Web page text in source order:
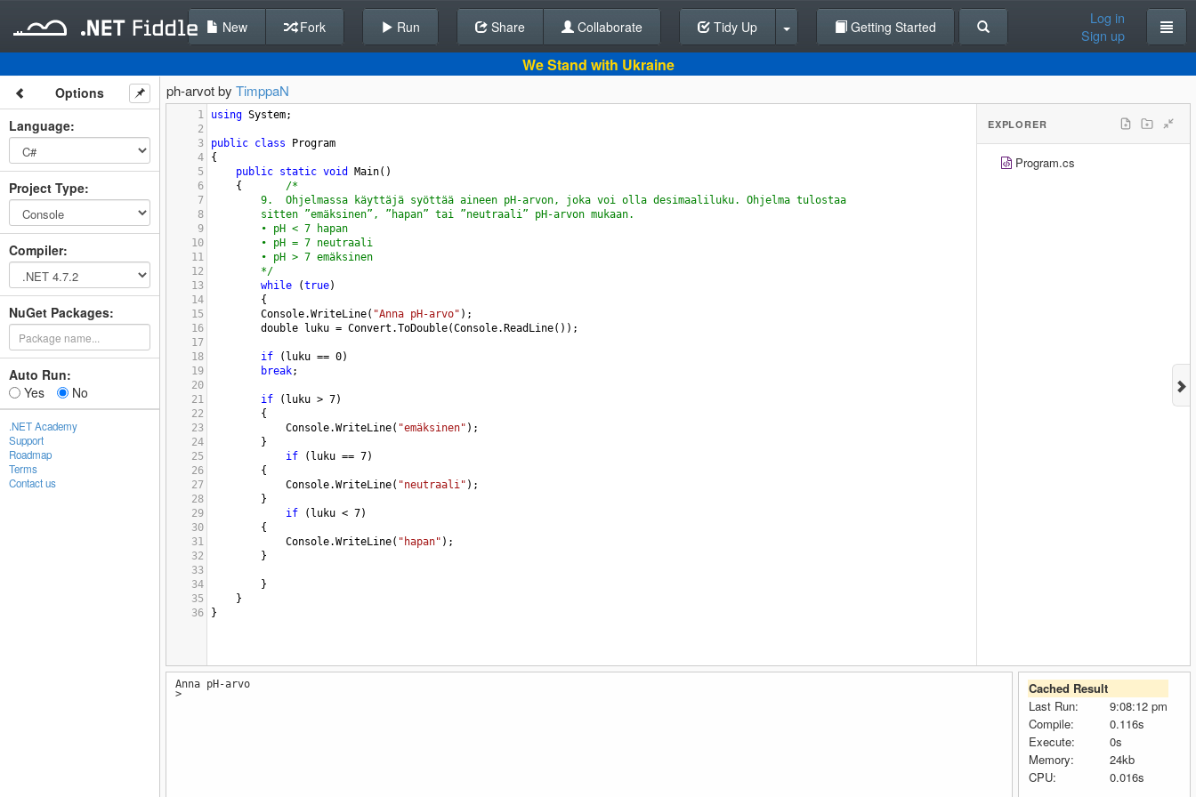
Back To Editor
New Fork Run Share Collaborate Tidy Up Getting Started
Log in
Sign up
We Stand with Ukraine
Options
Language:
Project Type:
Compiler:
NuGet Packages:
Auto Run:
Yes
No
.NET Academy
Support
Roadmap
Terms
Contact us
ph-arvot by TimppaN
1 using System;
2
3
public class
Program
4
{
5
public static void Main()
6
{
/*
7
9.
Ohjelmassa käyttäjä syöttää aineen pH-arvon, joka voi olla desimaaliluku. Ohjelma tulostaa
8
sitten ”emäksinen”, ”hapan” tai ”neutraali” pH-arvon mukaan.
9
• pH < 7 hapan
10
• pH = 7 neutraali
11
• pH > 7 emäksinen
12
*/
13
while (true)
14
{
15
Console.WriteLine( "Anna pH-arvo" );
16
double luku = Convert .ToDouble(Console. ReadLine());
17
18
if ( luku == 0)
19
break;
20
21
if ( luku > 7)
22
{
23
Console.WriteLine( "emäksinen" );
24
}
25
if ( luku == 7)
26
{
27
Console.WriteLine( "neutraali" );
28
}
29
if ( luku < 7)
30
{
31
Console.WriteLine( "hapan" );
32
}
33
34
}
35
}
36
}
EXPLORER
Program.cs
Anna pH-arvo
>
Cached Result
Last Run:
9:08:12 pm
Compile:
0.116s
Execute:
0s
Memory:
24kb
CPU:
0.016s